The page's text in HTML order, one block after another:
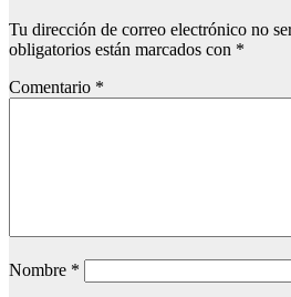
Tu dirección de correo electrónico no
obligatorios están marcados con *
Comentario *
Nombre *